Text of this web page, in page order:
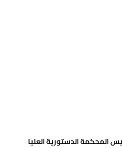
المحكمة الدستورية العليا